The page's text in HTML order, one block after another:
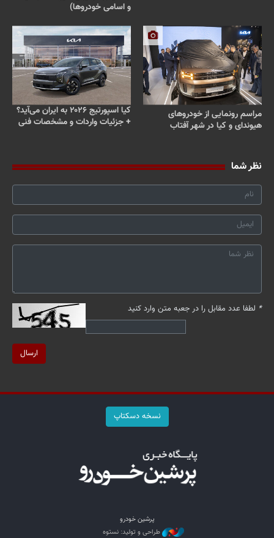
و اسامی خودروها)
مراسم رونمایی از خودروهای
هیوندای و کیا در شهر آفتاب
کیا اسپورتیج ۲۰۲۶ به ایران می‌آید؟
+ جزئیات واردات و مشخصات فنی
نظر شما
* لطفا عدد مقابل را در جعبه متن وارد کنید
ارسال
نسخه دسکتاپ
پرشین خودرو
طراحی و تولید: نستوه